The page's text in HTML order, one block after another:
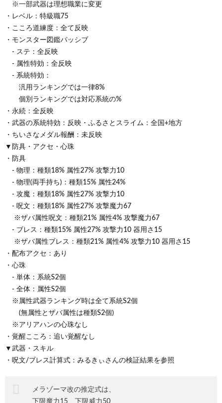
※一部武器は理想職業に変更
・レベル：特級職75
・こころ道練度：全て反映
・モンスター図鑑パッシブ
- ステ：全反映
- 属性特効：全反映
- 系統特効：
汎用ランキングでは一律8%
個別ランキングでは対応系統の%
・永続：全反映
・武器の系統特効：反映・ふるさとスライム：全国+地方
・ちいさなメダル報酬：未反映
▼防具・アクセ・心珠
・防具
- 物理：種類18% 属性27% 攻撃力10
- 物理(両手持ち)：種類15% 属性24%
- 攻魔：種類18% 属性27% 攻撃力10
- 呪文：種類18% 属性27% 攻撃魔力67
※ザバ属性呪文：種類21% 属性4% 攻撃魔力67
- ブレス：種類15% 属性27% 攻撃力10 器用さ15
※ザバ属性ブレス：種類21% 属性4% 攻撃力10 器用さ15
・配布アクセ：あり
・心珠
- 単体：系統S2個
- 全体：属性S2個
※属性武器ランキング時は全て系統S2個
(無属性とザバ属性は種類S2個)
※アリアハンの心珠なし
・覚醒こころ：追い覚醒なし
▼武器・スキル
・呪文/ブレス計算式：みるきぃさんの検証結果を参照
メラゾーマ改の推定式は、
下限魔力15、下限威力50